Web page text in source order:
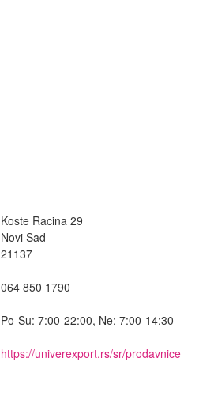
Koste Racina 29
Novi Sad
21137
064 850 1790
Po-Su: 7:00-22:00, Ne: 7:00-14:30
https://univerexport.rs/sr/prodavnice